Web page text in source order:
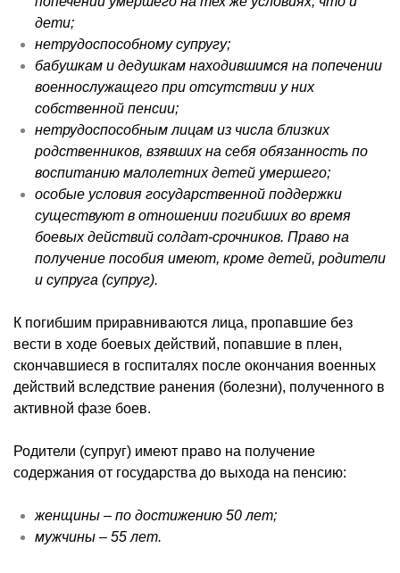
дети;
нетрудоспособному супругу;
бабушкам и дедушкам находившимся на попечении
военнослужащего при отсутствии у них
собственной пенсии;
нетрудоспособным лицам из числа близких
родственников, взявших на себя обязанность по
воспитанию малолетних детей умершего;
особые условия государственной поддержки
существуют в отношении погибших во время
боевых действий солдат-срочников. Право на
получение пособия имеют, кроме детей, родители
и супруга (супруг).
К погибшим приравниваются лица, пропавшие без
вести в ходе боевых действий, попавшие в плен,
скончавшиеся в госпиталях после окончания военных
действий вследствие ранения (болезни), полученного в
активной фазе боев.
Родители (супруг) имеют право на получение
содержания от государства до выхода на пенсию:
женщины – по достижению 50 лет;
мужчины – 55 лет.